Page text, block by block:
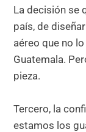
La decisión se
país, de
aéreo que no
Guatemala.
pieza.
Tercero, la
estamos los